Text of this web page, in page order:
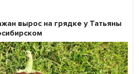
вырос на грядке у Татьяны